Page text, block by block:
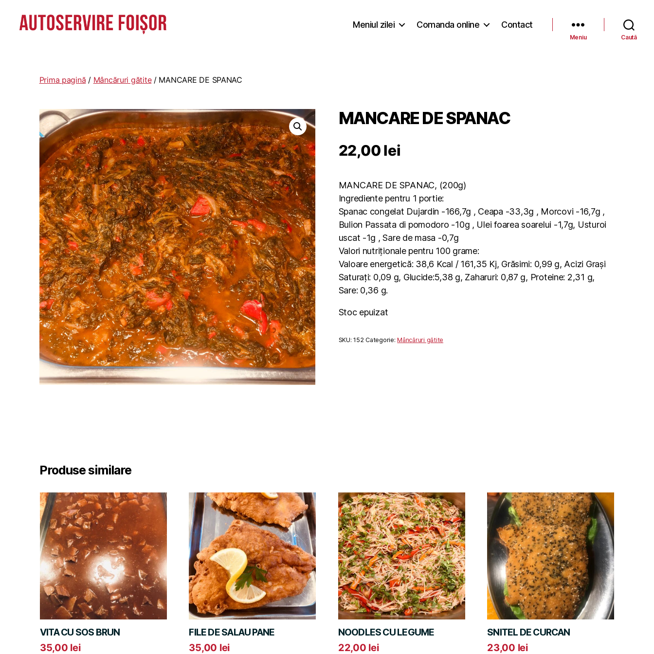
Lascăr
Meniul zilei Comanda online Contact
Meniu Caută
Prima pagină / Mâncăruri gătite/ MANCARE DE SPANAC
MANCARE DE SPANAC
22,00lei
MANCARE DE SPANAC, (200g)
Ingrediente pentru 1 portie:
Spanac congelat Dujardin -166,7g , Ceapa -33,3g , Morcovi -16,7g ,
Bulion Passata di pomodoro -10g , Ulei foarea soarelui -1,7g, Usturoi
uscat -1g , Sare de masa -0,7g
Valori nutriționale pentru 100 grame:
Valoare energetică: 38,6 Kcal / 161,35 Kj, Grăsimi: 0,99 g, Acizi Grași
Saturați: 0,09 g, Glucide:5,38 g, Zaharuri: 0,87 g, Proteine: 2,31 g,
Sare: 0,36 g.
Stoc epuizat
SKU:152 Categorie:Mâncăruri gătite
Produse similare
VITA CU SOS BRUN
35,00 lei
FILE DE SALAU PANE
35,00 lei
NOODLES CU LEGUME
22,00 lei
SNITEL DE CURCAN
23,00 lei